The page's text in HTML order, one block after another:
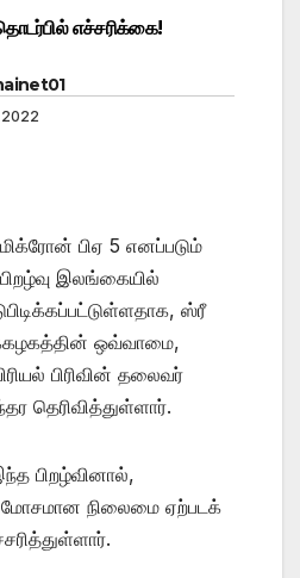
எச்சரிக்கை!
பிஏ 5 எனப்படும்
இலங்கையில்
ஸ்ரீ
ஒவ்வாமை,
பிரிவின் தலைவர்
தெரிவித்துள்ளார்.
பிறழ்வினால்,
மோசமான நிலைமை ஏற்படக்